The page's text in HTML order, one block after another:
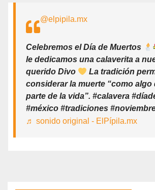
@elpipila.mx
Celebremos el Día de Muertos
le dedicamos una calaverita a
querido Divo
La tradición
considerar la muerte “como algo
parte de la vida”. #calavera
#méxico #tradiciones
♬ sonido original - ElPípila.mx